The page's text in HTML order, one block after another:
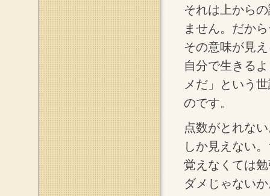
それは上から
ません。だか
その意味が見
自分で生きる
メだ」という
のです。
点数がとれな
しか見えない
覚えなくては
ダメじゃない